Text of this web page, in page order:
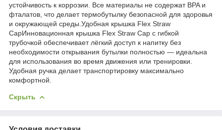
устойчивость к коррозии. Все материалы не содержат BPA и
фталатов, что делает термобутылку безопасной для здоровья
и окружающей среды.Удобная крышка Flex Straw
CapИнновационная крышка Flex Straw Cap с гибкой
трубочкой обеспечивает лёгкий доступ к напитку без
необходимости открывания бутылки полностью — идеальна
для использования во время движения или тренировки.
Удобная ручка делает транспортировку максимально
комфортной.
Скрыть